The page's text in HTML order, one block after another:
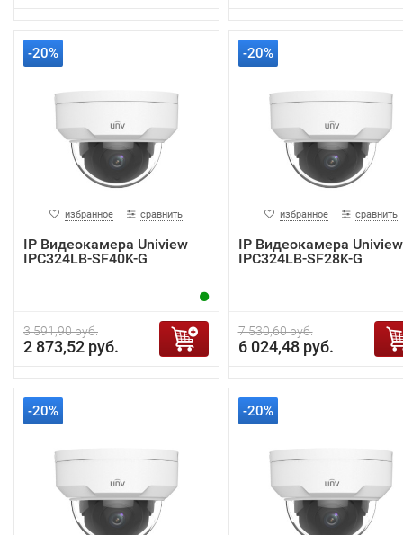
-20%
избранное сравнить
IP Видеокамера Uniview
IPC324LB-SF40K-G
3 591,90 руб.
2 873,52 руб.
-20%
избранное сравнить
IP Видеокамера Uniview
IPC324LB-SF28K-G
7 530,60 руб.
6 024,48 руб.
-20% -20%